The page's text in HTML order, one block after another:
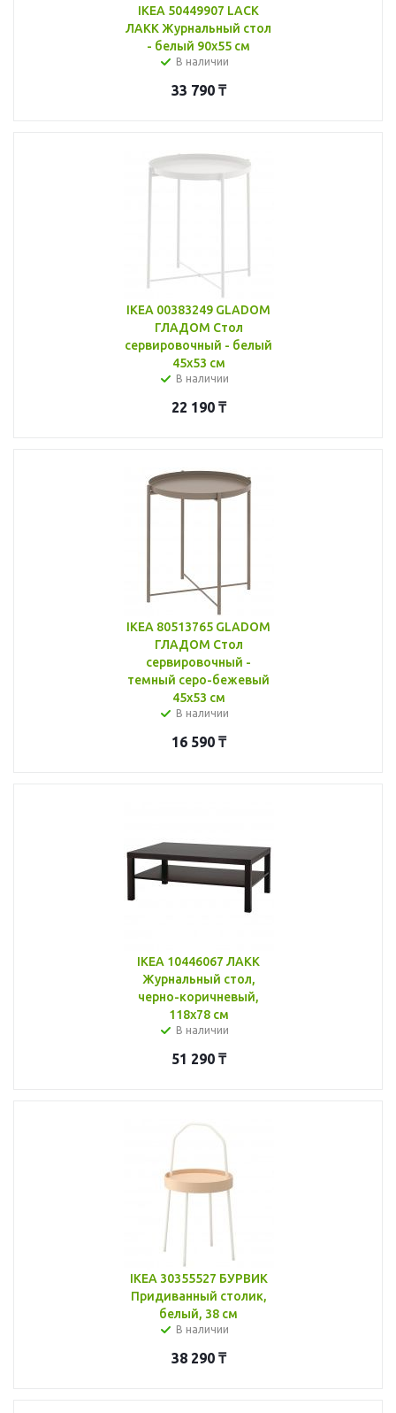
IKEA 50449907 LACK
ЛАКК Журнальный стол
- белый 90x55 см
В наличии
33 790₸
IKEA 00383249 GLADOM
ГЛАДОМ Стол
сервировочный - белый
45x53 см
В наличии
22 190₸
IKEA 80513765 GLADOM
ГЛАДОМ Стол
сервировочный -
темный серо-бежевый
45x53 см
В наличии
16 590₸
IKEA 10446067 ЛАКК
Журнальный стол,
черно-коричневый,
118x78 см
В наличии
51 290₸
IKEA 30355527 БУРВИК
Придиванный столик,
белый, 38 см
В наличии
38 290₸